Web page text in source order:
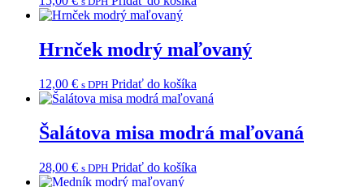
Hrnček modrý maľovaný
12,00 € s DPH Pridať do košíka
Šalátova misa modrá maľovaná
28,00 € s DPH Pridať do košíka